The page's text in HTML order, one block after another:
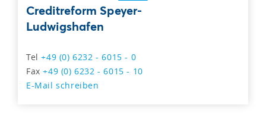
Creditreform Speyer-
Ludwigshafen
Tel+49 (0) 6232 - 6015 - 0
Fax+49 (0) 6232 - 6015 - 10
E-Mail schreiben